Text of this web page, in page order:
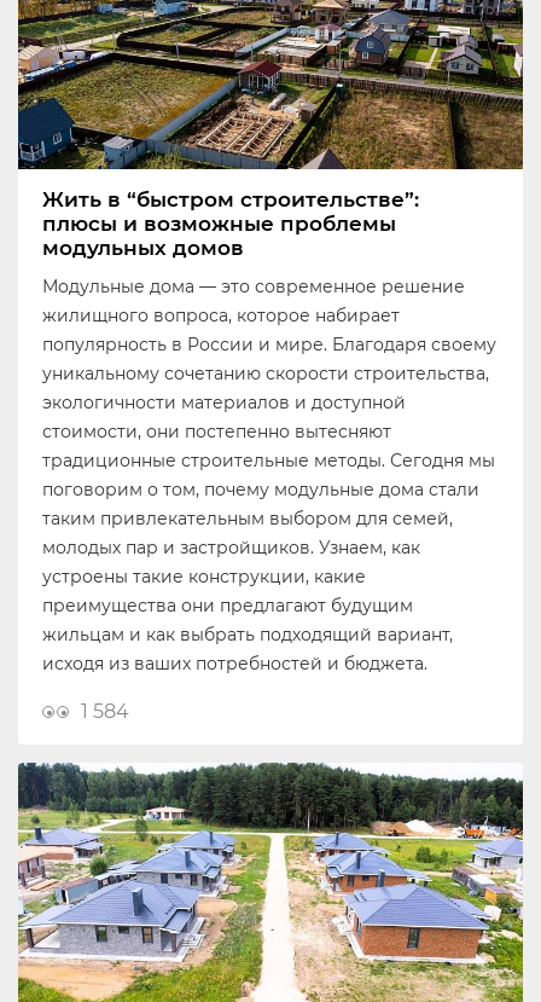
Жить в “быстром строительстве”:
плюсы и возможные проблемы
модульных домов
Модульные дома — это современное решение
жилищного вопроса, которое набирает
популярность в России и мире. Благодаря своему
уникальному сочетанию скорости строительства,
экологичности материалов и доступной
стоимости, они постепенно вытесняют
традиционные строительные методы. Сегодня мы
поговорим о том, почему модульные дома стали
таким привлекательным выбором для семей,
молодых пар и застройщиков. Узнаем, как
устроены такие конструкции, какие
преимущества они предлагают будущим
жильцам и как выбрать подходящий вариант,
исходя из ваших потребностей и бюджета.
1 584